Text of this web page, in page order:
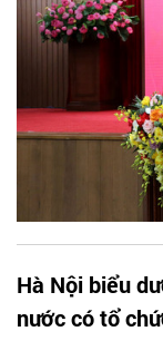
Hà Nội biểu
nước có tổ